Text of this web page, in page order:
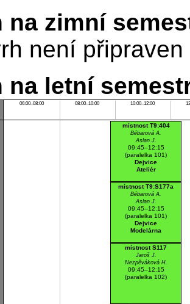
na zimní
není připraven
na letní
06:00–08:00 08:00–10:00 10:00–12:00
místnost T9:404
Bébarová A.
Aslan J.
09:45–12:15
(paralelka 101)
Dejvice
Ateliér
místnost T9:S177a
Bébarová A.
Aslan J.
09:45–12:15
(paralelka 101)
Dejvice
Modelárna
místnost S117
Jaroš J.
Nezpěváková H.
09:45–12:15
(paralelka 102)